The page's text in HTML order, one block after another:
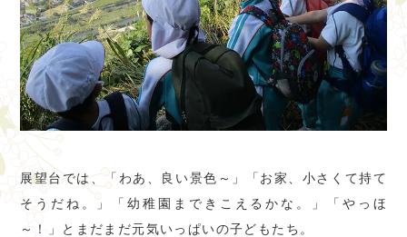
展望台では、「わあ、良い景色～」「お家、小さくて持て
そうだね。」「幼稚園まできこえるかな。」「やっほ
～！」とまだまだ元気いっぱいの子どもたち。